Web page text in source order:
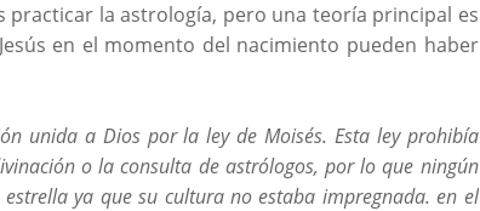
la astrología, pero una teoría principal es
en el momento del nacimiento pueden haber
unida a Dios por la ley de Moisés. Esta ley prohibía
o la consulta de astrólogos, por lo que ningún
ya que su cultura no estaba impregnada. en el